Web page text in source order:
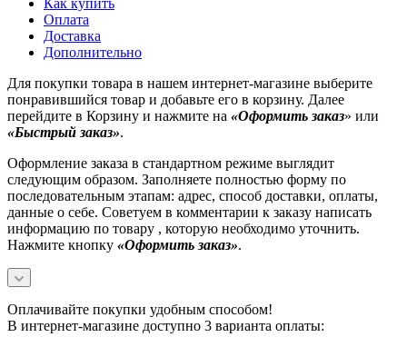
Оплата
Доставка
Дополнительно
Для покупки товара в нашем интернет-магазине выберите
понравившийся товар и добавьте его в корзину. Далее
перейдите в Корзину и нажмите на «Оформить заказ» или
«Быстрый заказ».
Оформление заказа в стандартном режиме выглядит
следующим образом. Заполняете полностью форму по
последовательным этапам: адрес, способ доставки, оплаты,
данные о себе. Советуем в комментарии к заказу написать
информацию по товару , которую необходимо уточнить.
Нажмите кнопку «Оформить заказ».
Оплачивайте покупки удобным способом!
В интернет-магазине доступно 3 варианта оплаты: